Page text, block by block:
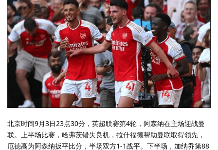
北京时间9月3日23点30分，英超联赛第4轮，阿森纳在主场迎战曼
联。上半场比赛，哈弗茨错失良机，拉什福德帮助曼联取得领先，
厄德高为阿森纳扳平比分，半场双方1-1战平。下半场，加纳乔第88